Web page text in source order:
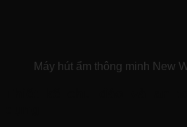
Máy hút ẩm thông minh New